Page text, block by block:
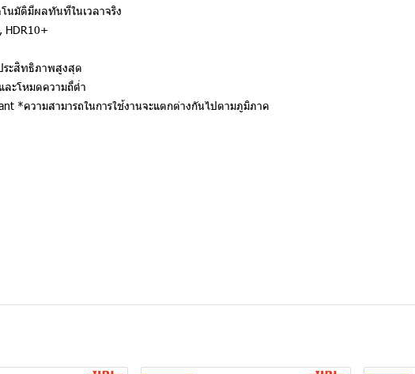
นมัติมีผลทันทีในเวลาจริง
HDR10+
ระสิทธิภาพสูงสุด
ละโหมดความถี่ต่ำ
*ความสามารถในการใช้งานจะแตกต่างกันไปตามภูมิภาค